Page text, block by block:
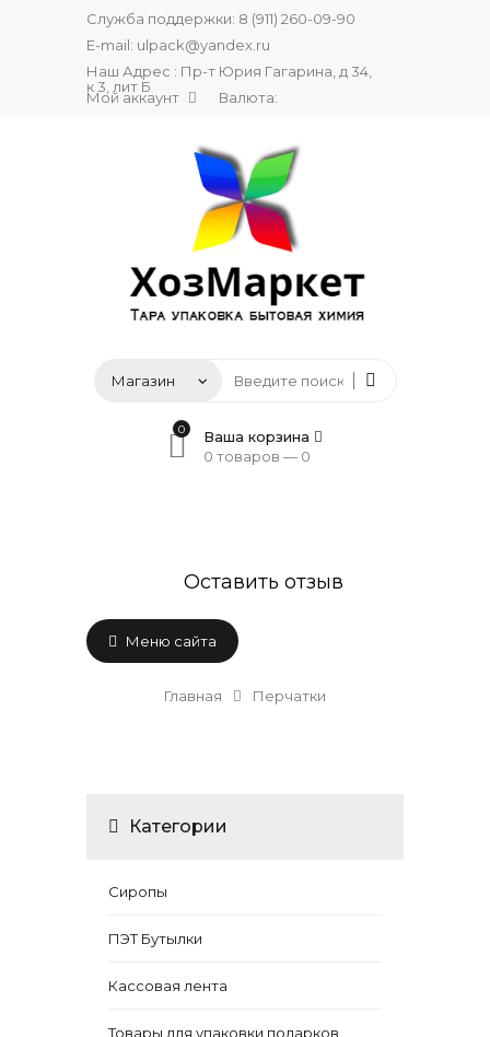
Служба поддержки: 8 (911) 260-09-90
E-mail: ulpack@yandex.ru
Наш Адрес : Пр-т Юрия Гагарина, д 34,
к 3, лит Б
Мой аккаунт Валюта:
0
Ваша корзина
0 товаров — 0
Оставить отзыв
Меню сайта
Главная Перчатки
Категории
Сиропы
ПЭТ Бутылки
Кассовая лента
Товары для упаковки подарков